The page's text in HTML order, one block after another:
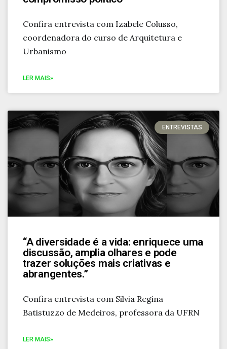
Confira entrevista com Izabele Colusso,
coordenadora do curso de Arquitetura e
Urbanismo
LER MAIS»
ENTREVISTAS
“A diversidade é a vida: enriquece uma
discussão, amplia olhares e pode
trazer soluções mais criativas e
abrangentes.”
Confira entrevista com Silvia Regina
Batistuzzo de Medeiros, professora da UFRN
LER MAIS»